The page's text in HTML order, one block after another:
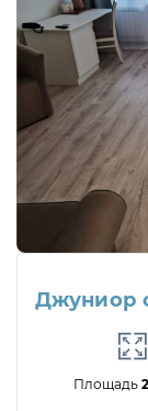
Джуниор
Площадь